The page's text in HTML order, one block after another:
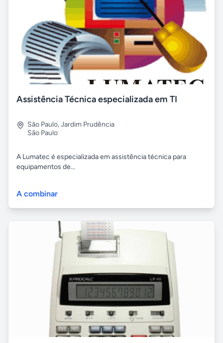
Assistência Técnica especializada em TI
São Paulo,Jardim Prudência
São Paulo
A Lumatec é especializada em assistência técnica para
equipamentos de...
A combinar